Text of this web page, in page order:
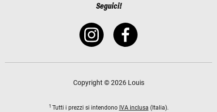
Seguici!
Copyright © 2026 Louis
1 Tutti i prezzi si intendono IVA inclusa (Italia).